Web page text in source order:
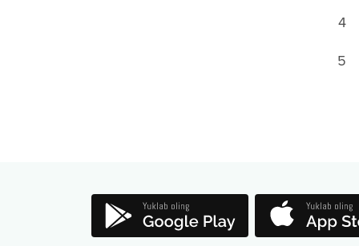
4
5